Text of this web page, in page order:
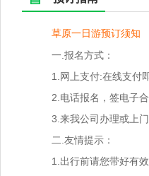
草原一日游预订须知
一.报名方式：
1.网上支付:在线支付
2.电话报名，签电子合
3.来我公司办理或上
二.友情提示：
1.出行前请您带好有